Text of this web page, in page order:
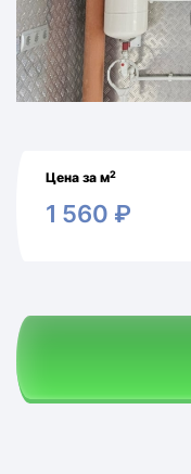
Цена за м2
1 560 ₽